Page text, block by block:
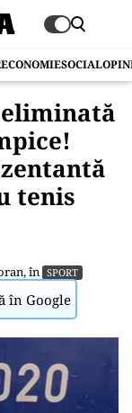
ECONOMIESOCIAL
tenis
, în SPORT
în Google